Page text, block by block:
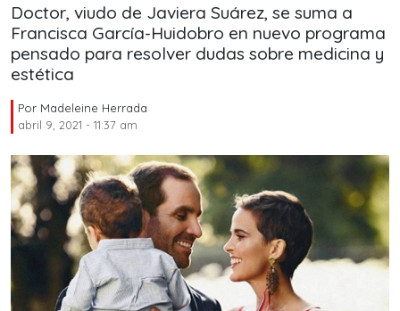
Doctor, viudo de Javiera Suárez, se suma a
Francisca García-Huidobro en nuevo programa
pensado para resolver dudas sobre medicina y
estética
Por Madeleine Herrada
abril 9, 2021 - 11:37 am